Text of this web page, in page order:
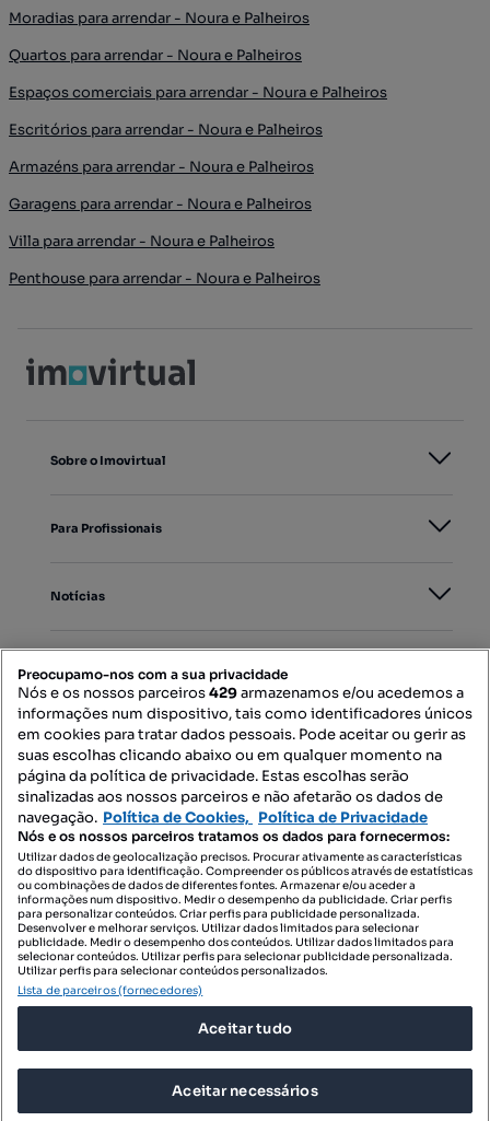
Moradias para arrendar - Noura e Palheiros
Quartos para arrendar - Noura e Palheiros
Espaços comerciais para arrendar - Noura e Palheiros
Escritórios para arrendar - Noura e Palheiros
Armazéns para arrendar - Noura e Palheiros
Garagens para arrendar - Noura e Palheiros
Villa para arrendar - Noura e Palheiros
Penthouse para arrendar - Noura e Palheiros
Sobre o Imovirtual
Para Profissionais
Notícias
Mapa do Site
Contacte-nos
SIGA-NOS:
DESCARREGAR NA:
© 2026 Imovirtual.com, OLX Portugal, S.A.
Preocupamo-nos com a sua privacidade
Nós e os nossos parceiros429armazenamos e/ou acedemos a
informações num dispositivo, tais como identificadores únicos
em cookies para tratar dados pessoais. Pode aceitar ou gerir as
suas escolhas clicando abaixo ou em qualquer momento na
página da política de privacidade. Estas escolhas serão
sinalizadas aos nossos parceiros e não afetarão os dados de
navegação. Política de Cookies, Política de Privacidade
Nós e os nossos parceiros tratamos os dados para fornecermos:
Utilizar dados de geolocalização precisos. Procurar ativamente as características
do dispositivo para identificação. Compreender os públicos através de estatísticas
ou combinações de dados de diferentes fontes. Armazenar e/ou aceder a
informações num dispositivo. Medir o desempenho da publicidade. Criar perfis
para personalizar conteúdos. Criar perfis para publicidade personalizada.
Desenvolver e melhorar serviços. Utilizar dados limitados para selecionar
publicidade. Medir o desempenho dos conteúdos. Utilizar dados limitados para
selecionar conteúdos. Utilizar perfis para selecionar publicidade personalizada.
Utilizar perfis para selecionar conteúdos personalizados.
Lista de parceiros (fornecedores)
Aceitar tudo
Aceitar necessários